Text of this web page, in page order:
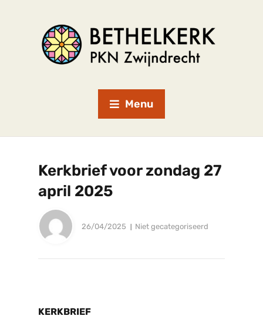
Menu
Kerkbrief voor zondag 27
april 2025
26/04/2025 Niet gecategoriseerd
KERKBRIEF